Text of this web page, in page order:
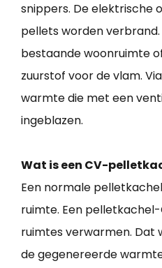
snippers. De elektrische
pellets worden
bestaande woonruimte
zuurstof voor de vlam.
warmte die met een
ingeblazen.
Wat is een CV-
Een normale
ruimte. Een
ruimtes verwarmen.
de gegenereerde